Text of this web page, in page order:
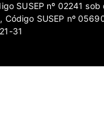
SUSEP nº 02241 sob
SUSEP nº
31